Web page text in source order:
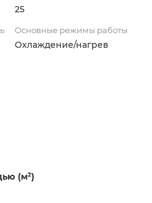
25
Основные режимы работы
Охлаждение/нагрев
(м²)